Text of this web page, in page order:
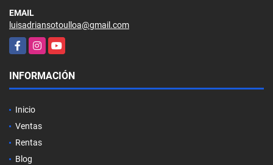
EMAIL
luisadriansotoulloa@gmail.com
FacebookInstagramYouTube
INFORMACIÓN
Inicio
Ventas
Rentas
Blog